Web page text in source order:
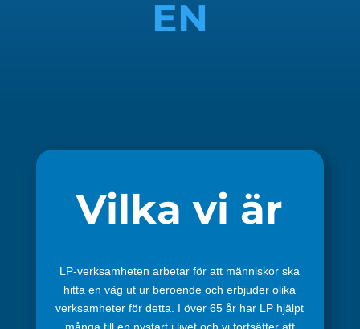
EN
Vilka vi är
LP-verksamheten arbetar för att människor ska
hitta en väg ut ur beroende och erbjuder olika
verksamheter för detta. I över 65 år har LP hjälpt